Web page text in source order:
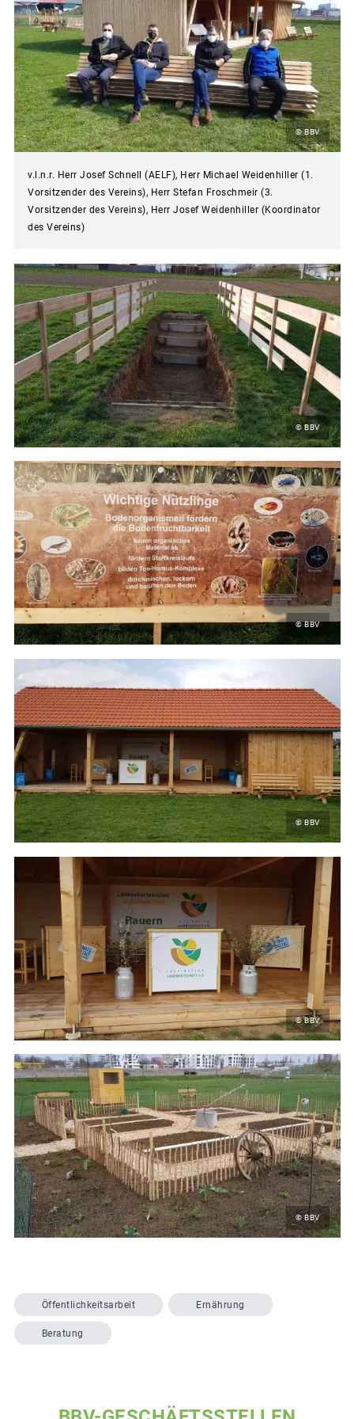
© BBV
v.l.n.r. Herr Josef Schnell (AELF), Herr Michael Weidenhiller (1.
Vorsitzender des Vereins), Herr Stefan Froschmeir (3.
Vorsitzender des Vereins), Herr Josef Weidenhiller (Koordinator
des Vereins)
© BBV
© BBV
© BBV
© BBV
© BBV
Öffentlichkeitsarbeit Ernährung
Beratung